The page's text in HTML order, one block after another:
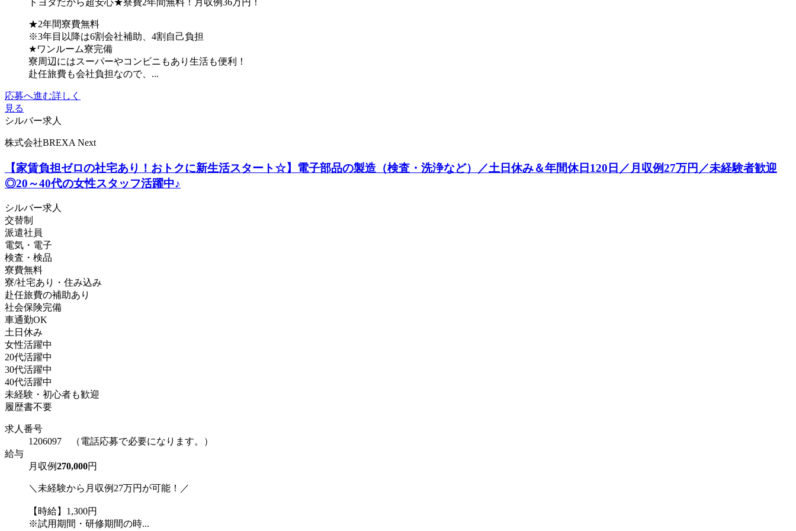
★2年間寮費無料
※3年目以降は6割会社補助、4割自己負担
★ワンルーム寮完備
寮周辺にはスーパーやコンビニもあり生活も便利！
赴任旅費も会社負担なので、...
応募へ進む詳しく
見る
シルバー求人
株式会社BREXA Next
【家賃負担ゼロの社宅あり！おトクに新生活スタート☆】電子部品の製造（検査・洗浄など）／土日休み＆年間休日120日／月収例27万円／未経験者歓迎
◎20～40代の女性スタッフ活躍中♪
シルバー求人
交替制
派遣社員
電気・電子
検査・検品
寮費無料
寮/社宅あり・住み込み
赴任旅費の補助あり
社会保険完備
車通勤OK
土日休み
女性活躍中
20代活躍中
30代活躍中
40代活躍中
未経験・初心者も歓迎
履歴書不要
求人番号
1206097 （電話応募で必要になります。）
給与
月収例270,000円
＼未経験から月収例27万円が可能！／
【時給】1,300円
※試用期間・研修期間の時...